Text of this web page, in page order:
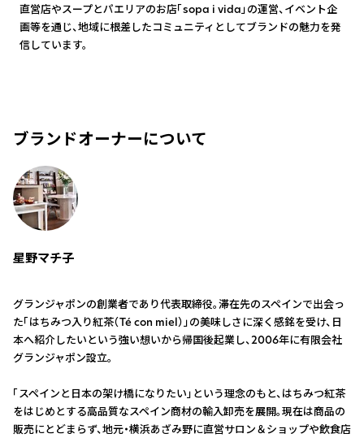
直営店やスープとパエリアのお店「sopa i vida」の運営、イベント企
画等を通じ、地域に根差したコミュニティとしてブランドの魅力を発
信しています。
ブランドオーナーについて
星野マチ子
グランジャポンの創業者であり代表取締役。滞在先のスペインで出会っ
た「はちみつ入り紅茶（Té con miel）」の美味しさに深く感銘を受け、日
本へ紹介したいという強い想いから帰国後起業し、2006年に有限会社
グランジャポン設立。
「スペインと日本の架け橋になりたい」という理念のもと、はちみつ紅茶
をはじめとする高品質なスペイン商材の輸入卸売を展開。現在は商品の
販売にとどまらず、地元・横浜あざみ野に直営サロン＆ショップや飲食店